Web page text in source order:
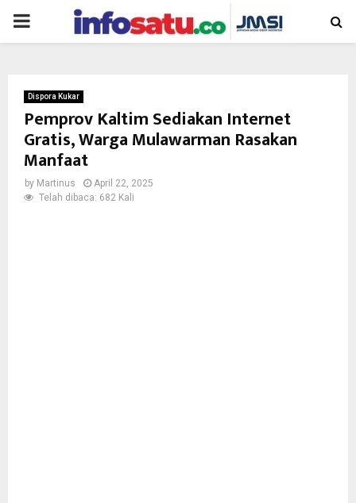
PRIMARY
Dispora Kukar
Pemprov Kaltim Sediakan Internet
Gratis, Warga Mulawarman Rasakan
Manfaat
by Martinus
April 22, 2025
Telah dibaca: 682 Kali